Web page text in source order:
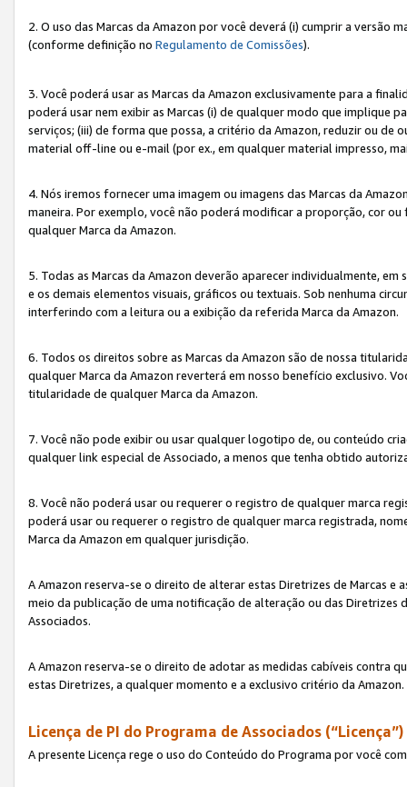
2. O uso das Marcas da Amazon por você deverá (i) cumprir a versão
(conforme definição no Regulamento de Comissões).
3. Você poderá usar as Marcas da Amazon exclusivamente para a
poderá usar nem exibir as Marcas (i) de qualquer modo que implique
serviços; (iii) de forma que possa, a critério da Amazon, reduzir ou de
material off-line ou e-mail (por ex., em qualquer material impresso,
4. Nós iremos fornecer uma imagem ou imagens das Marcas da
maneira. Por exemplo, você não poderá modificar a proporção, cor
qualquer Marca da Amazon.
5. Todas as Marcas da Amazon deverão aparecer individualmente,
e os demais elementos visuais, gráficos ou textuais. Sob nenhuma
interferindo com a leitura ou a exibição da referida Marca da Amazon.
6. Todos os direitos sobre as Marcas da Amazon são de nossa
qualquer Marca da Amazon reverterá em nosso benefício exclusivo.
titularidade de qualquer Marca da Amazon.
7. Você não pode exibir ou usar qualquer logotipo de, ou conteúdo
qualquer link especial de Associado, a menos que tenha obtido
8. Você não poderá usar ou requerer o registro de qualquer marca
poderá usar ou requerer o registro de qualquer marca registrada,
Marca da Amazon em qualquer jurisdição.
A Amazon reserva-se o direito de alterar estas Diretrizes de Marcas e
meio da publicação de uma notificação de alteração ou das Diretrizes
Associados.
A Amazon reserva-se o direito de adotar as medidas cabíveis contra
estas Diretrizes, a qualquer momento e a exclusivo critério da Amazon.
Licença de PI do Programa de Associados (“Licença”)
A presente Licença rege o uso do Conteúdo do Programa por você